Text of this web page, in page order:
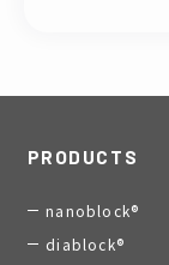
PRODUCTS
nanoblock®
diablock®